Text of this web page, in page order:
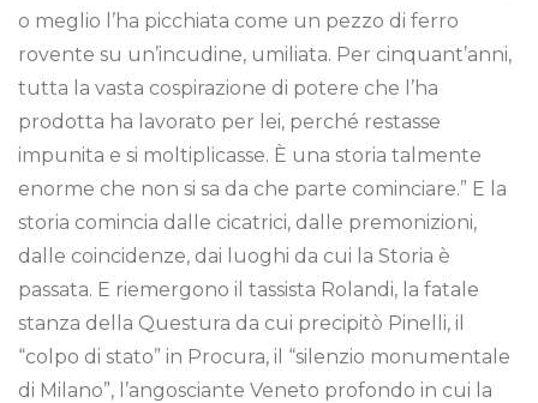
o meglio l’ha picchiata come un pezzo di ferro
rovente su un’incudine, umiliata. Per cinquant’anni,
tutta la vasta cospirazione di potere che l’ha
prodotta ha lavorato per lei, perché restasse
impunita e si moltiplicasse. È una storia talmente
enorme che non si sa da che parte cominciare.” E la
storia comincia dalle cicatrici, dalle premonizioni,
dalle coincidenze, dai luoghi da cui la Storia è
passata. E riemergono il tassista Rolandi, la fatale
stanza della Questura da cui precipitò Pinelli, il
“colpo di stato” in Procura, il “silenzio monumentale
di Milano”, l’angosciante Veneto profondo in cui la